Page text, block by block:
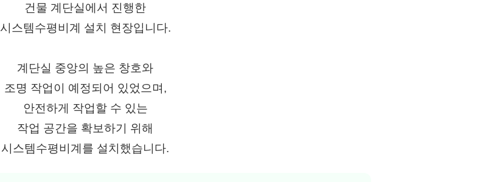
건물 계단실에서 진행한
시스템수평비계 설치 현장입니다.
계단실 중앙의 높은 창호와
조명 작업이 예정되어 있었으며,
안전하게 작업할 수 있는
작업 공간을 확보하기 위해
시스템수평비계를 설치했습니다.